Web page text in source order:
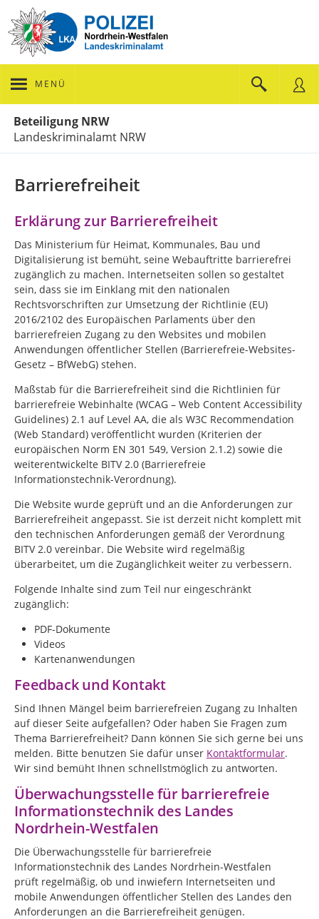
MENÜ
Beteiligung NRW
Landeskriminalamt NRW
Barrierefreiheit
Erklärung zur Barrierefreiheit
Das Ministerium für Heimat, Kommunales, Bau und
Digitalisierung ist bemüht, seine Webauftritte barrierefrei
zugänglich zu machen. Internetseiten sollen so gestaltet
sein, dass sie im Einklang mit den nationalen
Rechtsvorschriften zur Umsetzung der Richtlinie (EU)
2016/2102 des Europäischen Parlaments über den
barrierefreien Zugang zu den Websites und mobilen
Anwendungen öffentlicher Stellen (Barrierefreie-Websites-
Gesetz – BfWebG) stehen.
Maßstab für die Barrierefreiheit sind die Richtlinien für
barrierefreie Webinhalte (WCAG – Web Content Accessibility
Guidelines) 2.1 auf Level AA, die als W3C Recommendation
(Web Standard) veröffentlicht wurden (Kriterien der
europäischen Norm EN 301 549, Version 2.1.2) sowie die
weiterentwickelte BITV 2.0 (Barrierefreie
Informationstechnik-Verordnung).
Die Website wurde geprüft und an die Anforderungen zur
Barrierefreiheit angepasst. Sie ist derzeit nicht komplett mit
den technischen Anforderungen gemäß der Verordnung
BITV 2.0 vereinbar. Die Website wird regelmäßig
überarbeitet, um die Zugänglichkeit weiter zu verbessern.
Folgende Inhalte sind zum Teil nur eingeschränkt
zugänglich:
PDF-Dokumente
Videos
Kartenanwendungen
Feedback und Kontakt
Sind Ihnen Mängel beim barrierefreien Zugang zu Inhalten
auf dieser Seite aufgefallen? Oder haben Sie Fragen zum
Thema Barrierefreiheit? Dann können Sie sich gerne bei uns
melden. Bitte benutzen Sie dafür unser Kontaktformular.
Wir sind bemüht Ihnen schnellstmöglich zu antworten.
Überwachungsstelle für barrierefreie
Informationstechnik des Landes
Nordrhein-Westfalen
Die Überwachungsstelle für barrierefreie
Informationstechnik des Landes Nordrhein-Westfalen
prüft regelmäßig, ob und inwiefern Internetseiten und
mobile Anwendungen öffentlicher Stellen des Landes den
Anforderungen an die Barrierefreiheit genügen.